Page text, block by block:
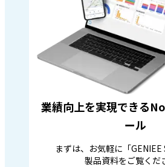
業績向上を実現できる
ール
まずは、お気軽に「GENIEE
製品資料をご覧くだ